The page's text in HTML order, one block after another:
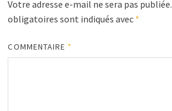
Votre adresse e-mail ne sera pas publiée.
obligatoires sont indiqués avec *
COMMENTAIRE *